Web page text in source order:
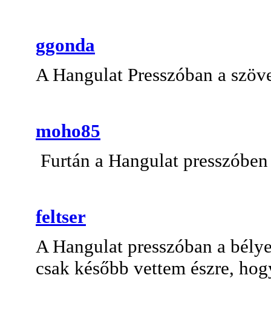
ggonda
A Hangulat Presszóban a
moho85
Furtán a Hangulat
feltser
A Hangulat presszóban a
csak később vettem észre,